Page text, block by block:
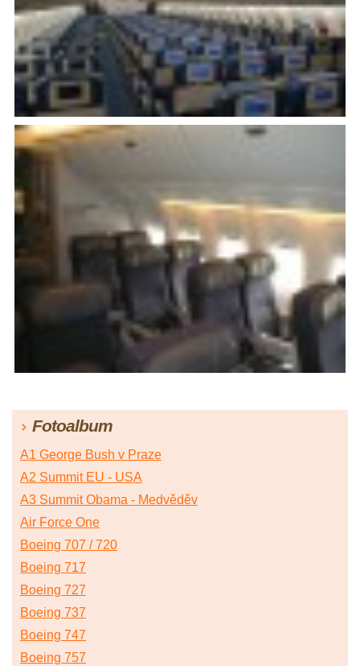
Fotoalbum
A1 George Bush v Praze
A2 Summit EU - USA
A3 Summit Obama - Medvěděv
Air Force One
Boeing 707 / 720
Boeing 717
Boeing 727
Boeing 737
Boeing 747
Boeing 757